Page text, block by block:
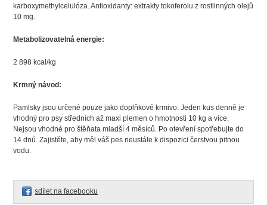
karboxymethylcelulóza. Antioxidanty: extrakty tokoferolu z rostlinných olejů
10 mg.
Metabolizovatelná energie:
2 898 kcal/kg
Krmný návod:
Pamlsky jsou určené pouze jako doplňkové krmivo. Jeden kus denně je
vhodný pro psy středních až maxi plemen o hmotnosti 10 kg a více.
Nejsou vhodné pro štěňata mladší 4 měsíců. Po otevření spotřebujte do
14 dnů. Zajistěte, aby měl váš pes neustále k dispozici čerstvou pitnou
vodu.
sdílet na facebooku